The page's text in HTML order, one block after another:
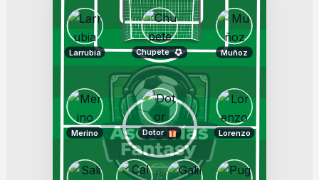
Merino Dotor Lorenzo
Larrubia Chupete Muñoz